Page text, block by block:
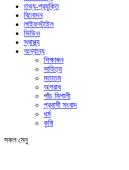
তথ্য-প্রযুক্তি
বিনোদন
লাইফস্টাইল
ভিডিও
স্বাস্থ্য
অন্যান্য
শিক্ষাঙ্গন
সাহিত্য
মতাতম
অপরাধ
পাঁচ মিশালী
প্রবাসী সংবাদ
ধর্ম
কৃষি
সকল মেনু